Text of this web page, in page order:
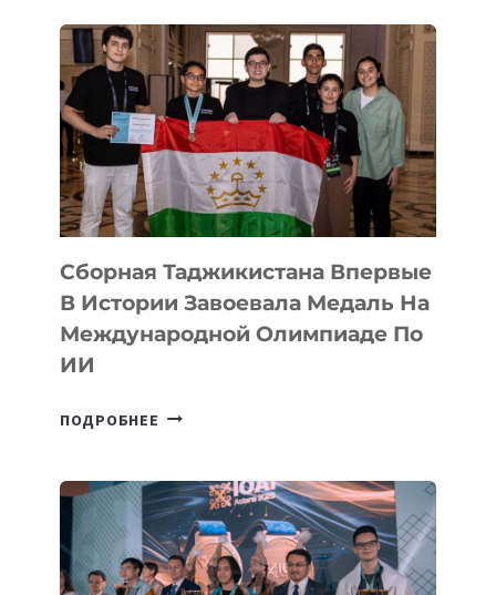
ASTANA
ПРЕДСТАВИЛИ
АРТ-
ФИЛЬМ
TENGRIDA:
CYBER
STEPPE
Сборная Таджикистана Впервые
В Истории Завоевала Медаль На
Международной Олимпиаде По
ИИ
ПОДРОБНЕЕ СБОРНАЯ
В
ИСТОРИИ
ЗАВОЕВАЛА
МЕДАЛЬ